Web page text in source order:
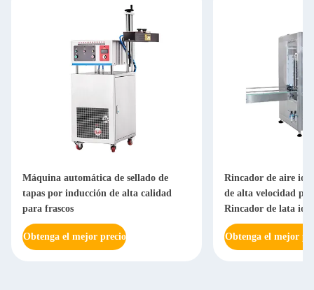
Máquina automática de sellado de
tapas por inducción de alta calidad
para frascos
Obtenga el mejor precio
Rincador de aire
de alta velocidad
Rincador de lata
Obtenga el mejor